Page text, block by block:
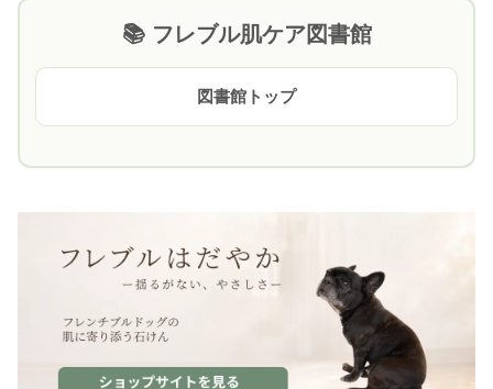
📚 フレブル肌ケア図書館
図書館トップ